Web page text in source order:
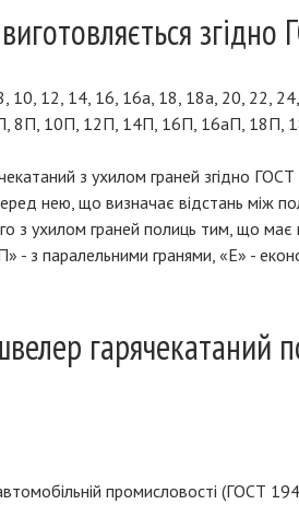
10, 12, 14, 16, 16а, 18, 18а, 20, 22,
8П, 10П, 12П, 14П, 16П, 16аП,
з ухилом граней згідно
нею, що визначає відстань між
з ухилом граней полиць тим, що
з паралельними гранями, «Е» -
гарячекатаний
промисловості (ГОСТ